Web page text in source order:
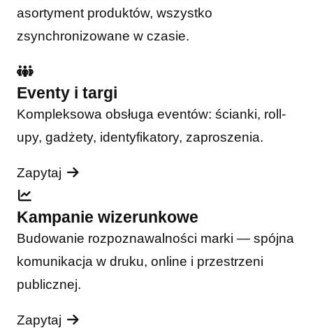
asortyment produktów, wszystko
zsynchronizowane w czasie.
Eventy i targi
Kompleksowa obsługa eventów: ścianki, roll-
upy, gadżety, identyfikatory, zaproszenia.
Zapytaj
Kampanie wizerunkowe
Budowanie rozpoznawalności marki — spójna
komunikacja w druku, online i przestrzeni
publicznej.
Zapytaj